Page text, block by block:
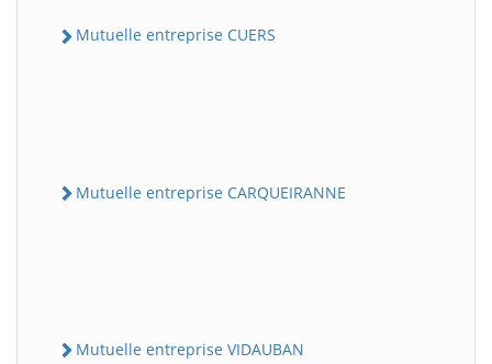
Mutuelle entreprise CUERS
Mutuelle entreprise CARQUEIRANNE
Mutuelle entreprise VIDAUBAN